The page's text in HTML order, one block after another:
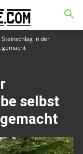
in der
gemacht
selbst